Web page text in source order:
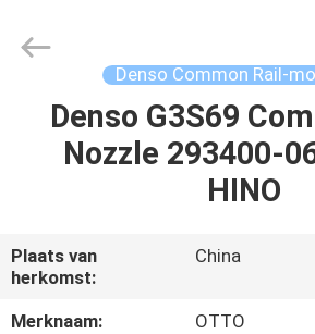
THUIS
OVER
ONS
AUTO
PARTS
Denso Common Rail-
Denso G3S69
Nozzle 293400-
HINO
Plaats van
herkomst:
China
Merknaam:
OTTO